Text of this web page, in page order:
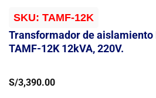
SKU: TAMF-12K
Transformador de aislamiento
TAMF-12K 12kVA, 220V.
S/3,390.00